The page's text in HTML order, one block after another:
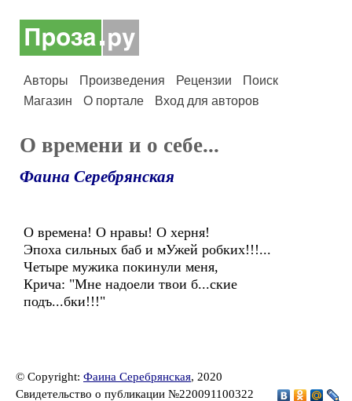
Авторы Произведения Рецензии
Поиск
Магазин
О портале Вход для авторов
О времени и о себе...
Фаина Серебрянская
О времена! О нравы! О херня!
Эпоха сильных баб и мУжей робких!!!...
Четыре мужика покинули меня,
Крича: "Мне надоели твои б...ские
подъ...бки!!!"
© Copyright: Фаина Серебрянская, 2020
Свидетельство о публикации №220091100322